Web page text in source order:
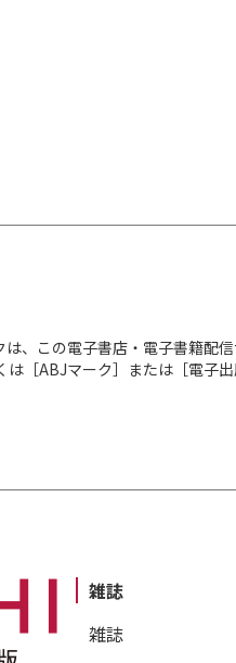
は、この電子書店・電子書籍配
は［ABJマーク］または［電子
雑誌
雑誌